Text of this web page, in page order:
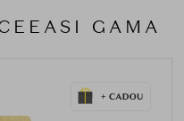
GAMA